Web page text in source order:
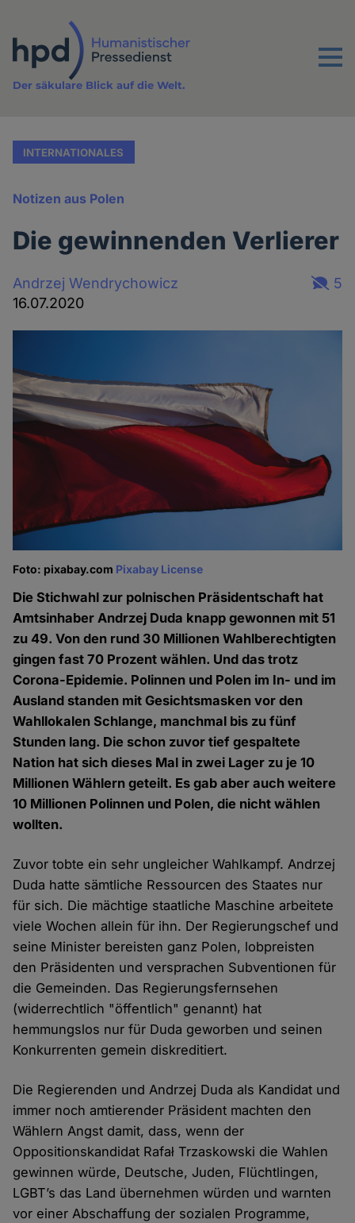
Inhalt
Menu
Der säkulare Blick auf die Welt.
INTERNATIONALES
Notizen aus Polen
Die gewinnenden Verlierer
Andrzej Wendrychowicz
16.07.2020
5
Foto: pixabay.com Pixabay License
Die Stichwahl zur polnischen Präsidentschaft hat
Amtsinhaber Andrzej Duda knapp gewonnen mit 51
zu 49. Von den rund 30 Millionen Wahlberechtigten
gingen fast 70 Prozent wählen. Und das trotz
Corona-Epidemie. Polinnen und Polen im In- und im
Ausland standen mit Gesichtsmasken vor den
Wahllokalen Schlange, manchmal bis zu fünf
Stunden lang. Die schon zuvor tief gespaltete
Nation hat sich dieses Mal in zwei Lager zu je 10
Millionen Wählern geteilt. Es gab aber auch weitere
10 Millionen Polinnen und Polen, die nicht wählen
wollten.
Zuvor tobte ein sehr ungleicher Wahlkampf. Andrzej
Duda hatte sämtliche Ressourcen des Staates nur
für sich. Die mächtige staatliche Maschine arbeitete
viele Wochen allein für ihn. Der Regierungschef und
seine Minister bereisten ganz Polen, lobpreisten
den Präsidenten und versprachen Subventionen für
die Gemeinden. Das Regierungsfernsehen
(widerrechtlich "öffentlich" genannt) hat
hemmungslos nur für Duda geworben und seinen
Konkurrenten gemein diskreditiert.
Die Regierenden und Andrzej Duda als Kandidat und
immer noch amtierender Präsident machten den
Wählern Angst damit, dass, wenn der
Oppositionskandidat Rafał Trzaskowski die Wahlen
gewinnen würde, Deutsche, Juden, Flüchtlingen,
LGBT’s das Land übernehmen würden und warnten
vor einer Abschaffung der sozialen Programme,